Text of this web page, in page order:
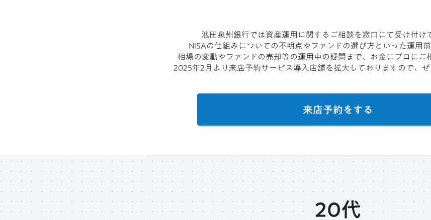
池田泉州銀行では資産運用に関するご相談を窓口にて受け付け
NISAの仕組みについての不明点やファンドの選び方といった運用前
相場の変動やファンドの売却等の運用中の疑問まで、お金にプロにご
2025年2月より来店予約サービス導入店舗を拡大しておりますので、ぜ
来店予約をする
20代